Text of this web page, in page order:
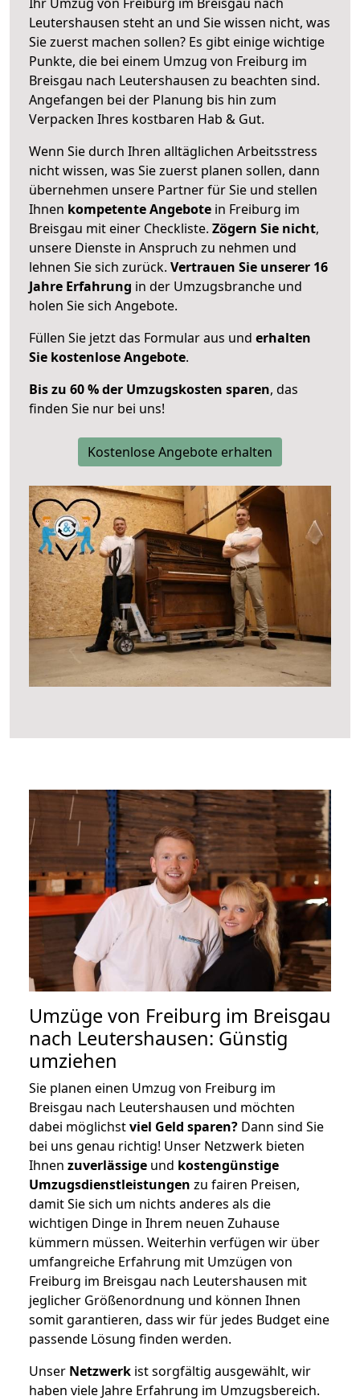
Leutershausen steht an und Sie wissen nicht, was
Sie zuerst machen sollen? Es gibt einige wichtige
Punkte, die bei einem Umzug von Freiburg im
Breisgau nach Leutershausen zu beachten sind.
Angefangen bei der Planung bis hin zum
Verpacken Ihres kostbaren Hab & Gut.
Wenn Sie durch Ihren alltäglichen Arbeitsstress
nicht wissen, was Sie zuerst planen sollen, dann
übernehmen unsere Partner für Sie und stellen
Ihnen kompetente Angebote in Freiburg im
Breisgau mit einer Checkliste. Zögern Sie nicht,
unsere Dienste in Anspruch zu nehmen und
lehnen Sie sich zurück. Vertrauen Sie unserer 16
Jahre Erfahrung in der Umzugsbranche und
holen Sie sich Angebote.
Füllen Sie jetzt das Formular aus und erhalten
Sie kostenlose Angebote.
Bis zu 60 % der Umzugskosten sparen, das
finden Sie nur bei uns!
Kostenlose Angebote erhalten
Umzüge von Freiburg im Breisgau
nach Leutershausen: Günstig
umziehen
Sie planen einen Umzug von Freiburg im
Breisgau nach Leutershausen und möchten
dabei möglichstviel Geld sparen? Dann sind Sie
bei uns genau richtig! Unser Netzwerk bieten
Ihnen zuverlässige und kostengünstige
Umzugsdienstleistungen zu fairen Preisen,
damit Sie sich um nichts anderes als die
wichtigen Dinge in Ihrem neuen Zuhause
kümmern müssen. Weiterhin verfügen wir über
umfangreiche Erfahrung mit Umzügen von
Freiburg im Breisgau nach Leutershausen mit
jeglicher Größenordnung und können Ihnen
somit garantieren, dass wir für jedes Budget eine
passende Lösung finden werden.
Unser Netzwerk ist sorgfältig ausgewählt, wir
haben viele Jahre Erfahrung im Umzugsbereich.